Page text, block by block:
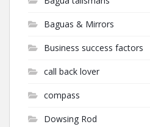
Baguas & Mirrors
Business success factors
call back lover
compass
Dowsing Rod